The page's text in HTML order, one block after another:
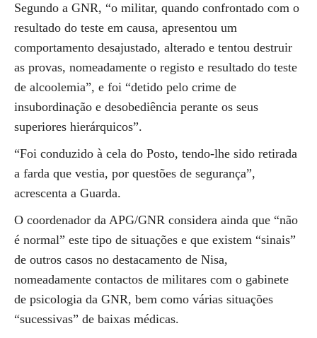
Segundo a GNR, “o militar, quando confrontado com o
resultado do teste em causa, apresentou um
comportamento desajustado, alterado e tentou destruir
as provas, nomeadamente o registo e resultado do teste
de alcoolemia”, e foi “detido pelo crime de
insubordinação e desobediência perante os seus
superiores hierárquicos”.
“Foi conduzido à cela do Posto, tendo-lhe sido retirada
a farda que vestia, por questões de segurança”,
acrescenta a Guarda.
O coordenador da APG/GNR considera ainda que “não
é normal” este tipo de situações e que existem “sinais”
de outros casos no destacamento de Nisa,
nomeadamente contactos de militares com o gabinete
de psicologia da GNR, bem como várias situações
“sucessivas” de baixas médicas.